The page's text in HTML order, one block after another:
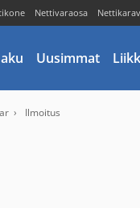
Nettivaraosa
Uusimmat
Ilmoitus